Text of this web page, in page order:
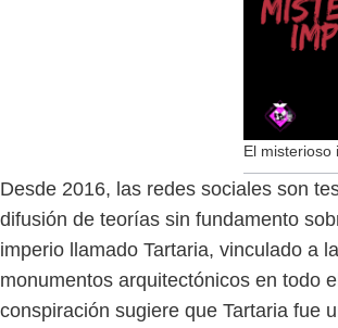
El misterioso
Desde 2016, las redes sociales son
difusión de teorías sin fundamento
imperio llamado Tartaria, vinculado a
monumentos arquitectónicos en todo
conspiración sugiere que Tartaria fue